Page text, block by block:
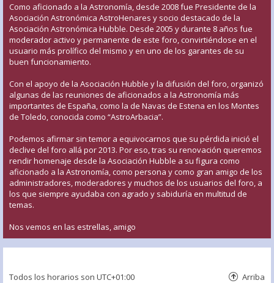
Como aficionado a la Astronomía, desde 2008 fue Presidente de la
Asociación Astronómica AstroHenares y socio destacado de la
Asociación Astronómica Hubble. Desde 2005 y durante 8 años fue
moderador activo y permanente de este foro, convirtiéndose en el
usuario más prolífico del mismo y en uno de los garantes de su
buen funcionamiento.
Con el apoyo de la Asociación Hubble y la difusión del foro, organizó
algunas de las reuniones de aficionados a la Astronomía más
importantes de España, como la de Navas de Estena en los Montes
de Toledo, conocida como “AstroArbacia”.
Podemos afirmar sin temor a equivocarnos que su pérdida inició el
declive del foro allá por 2013. Por eso, tras su renovación queremos
rendir homenaje desde la Asociación Hubble a su figura como
aficionado a la Astronomía, como persona y como gran amigo de los
administradores, moderadores y muchos de los usuarios del foro, a
los que siempre ayudaba con agrado y sabiduría en multitud de
temas.
Nos vemos en las estrellas, amigo
Todos los horarios son UTC+01:00 Arriba